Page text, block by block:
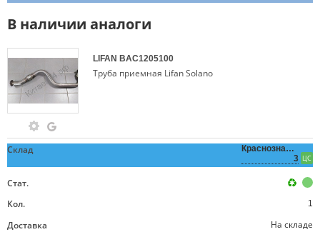
В наличии аналоги
LIFAN BAC1205100
Труба приемная Lifan Solano
Склад
Краснознаменная,
3 ЦС
Стат.
Кол.
1
Доставка
На складе